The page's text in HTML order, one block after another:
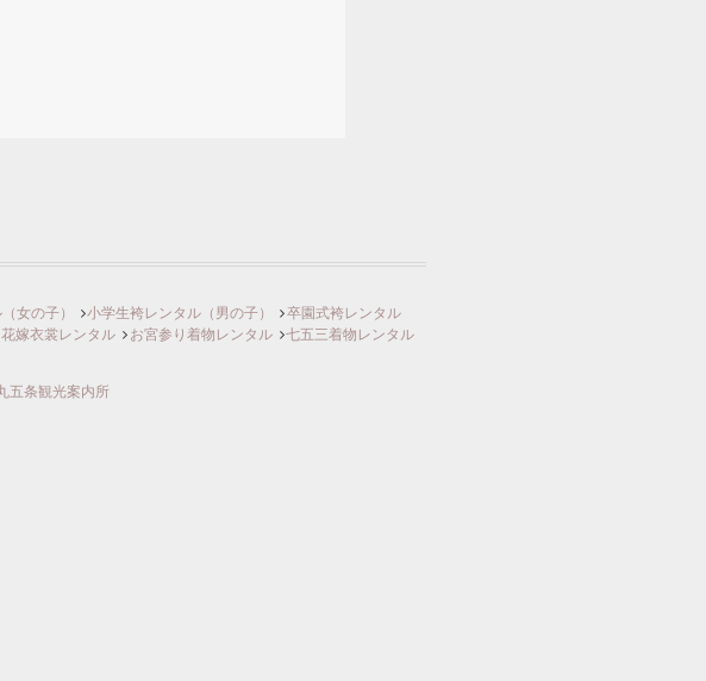
女の子） 小学生袴レンタル（男の子）
卒園式袴レンタル
花嫁衣裳レンタル お宮参り着物レンタル 七五三着物レンタル
五条観光案内所